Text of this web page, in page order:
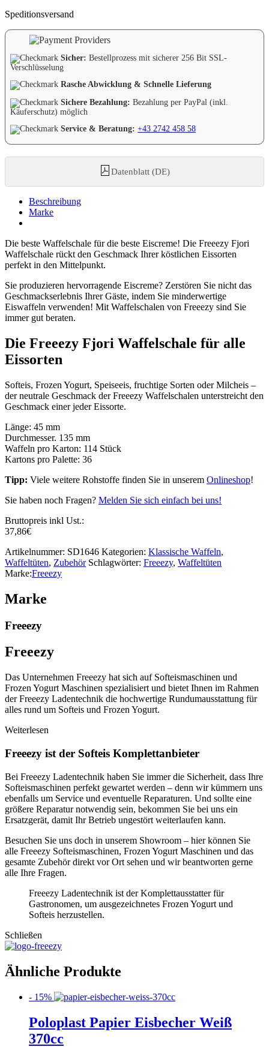
Speditionsversand
Sicher: Bestellprozess mit sicherer 256 Bit SSL-
Verschlüsselung
Rasche Abwicklung & Schnelle Lieferung
Sichere Bezahlung: Bezahlung per PayPal (inkl.
Käuferschutz) möglich
Service & Beratung: +43 2742 458 58
Datenblatt (DE)
Beschreibung
Marke
Die beste Waffelschale für die beste Eiscreme! Die Freeezy Fjori
Waffelschale rückt den Geschmack Ihrer köstlichen Eissorten
perfekt in den Mittelpunkt.
Sie produzieren hervorragende Eiscreme? Zerstören Sie nicht das
Geschmackserlebnis Ihrer Gäste, indem Sie minderwertige
Eiswaffeln verwenden! Mit Waffelschalen von Freeezy sind Sie
immer gut beraten.
Die Freeezy Fjori Waffelschale für alle
Eissorten
Softeis, Frozen Yogurt, Speiseeis, fruchtige Sorten oder Milcheis –
der neutrale Geschmack der Freeezy Waffelschalen unterstreicht den
Geschmack einer jeder Eissorte.
Länge: 45 mm
Durchmesser. 135 mm
Waffeln pro Karton: 114 Stück
Kartons pro Palette: 36
Tipp: Viele weitere Rohstoffe finden Sie in unserem Onlineshop!
Sie haben noch Fragen? Melden Sie sich einfach bei uns!
Bruttopreis inkl Ust.:
37,86€
Artikelnummer: SD1646 Kategorien: Klassische Waffeln,
Waffeltüten, Zubehör Schlagwörter: Freeezy, Waffeltüten
Marke:Freeezy
Marke
Freeezy
Freeezy
Das Unternehmen Freeezy hat sich auf Softeismaschinen und
Frozen Yogurt Maschinen spezialisiert und bietet Ihnen im Rahmen
der Freeezy Ladentechnik die hochwertige Rundumausstattung für
alles rund um Softeis und Frozen Yogurt.
Weiterlesen
Freeezy ist der Softeis Komplettanbieter
Bei Freeezy Ladentechnik haben Sie immer die Sicherheit, dass Ihre
Softeismaschinen perfekt gewartet werden – denn wir kümmern uns
ebenfalls um Service und eventuelle Reparaturen. Und sollte eine
größere Reparatur notwendig sein, bekommen Sie bei uns ein
Ersatzgerät, damit Ihr Betrieb ungestört weiterlaufen kann.
Besuchen Sie uns doch in unserem Showroom – hier können Sie
alle Freeezy Softeismaschinen, Frozen Yogurt Maschinen und das
gesamte Zubehör direkt vor Ort sehen und wir beantworten gerne
alle Ihre Fragen.
Freeezy Ladentechnik ist der Komplettausstatter für
Gastronomen, um ausgezeichnetes Frozen Yogurt und
Softeis herzustellen.
Schließen
Ähnliche Produkte
- 15%
Poloplast Papier Eisbecher Weiß
370cc